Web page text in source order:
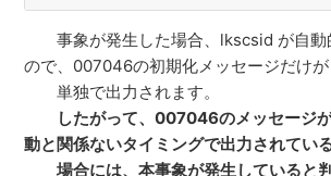
事象が発生した場合、lkscsid が自動
ので、007046の初期化メッセージだけが
単独で出力されます。
したがって、007046のメッセージ
動と関係ないタイミングで出力されてい
場合には、本事象が発生していると